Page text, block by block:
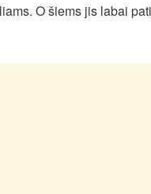
O šiems jis labai